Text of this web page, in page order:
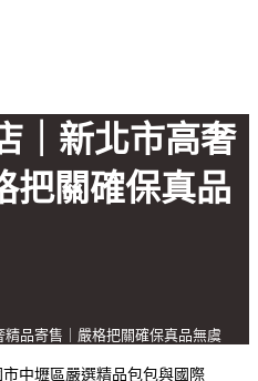
｜新北市高奢
把關確保真品
品寄售｜嚴格把關確保真品無虞